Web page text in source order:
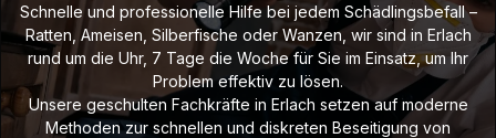
Schnelle und professionelle Hilfe bei jedem Schädlingsbefall –
Ratten, Ameisen, Silberfische oder Wanzen, wir sind in Erlach
rund um die Uhr, 7 Tage die Woche für Sie im Einsatz, um Ihr
Problem effektiv zu lösen.
Unsere geschulten Fachkräfte in Erlach setzen auf moderne
Methoden zur schnellen und diskreten Beseitigung von